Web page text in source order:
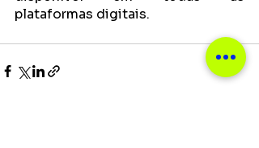
plataformas digitais.